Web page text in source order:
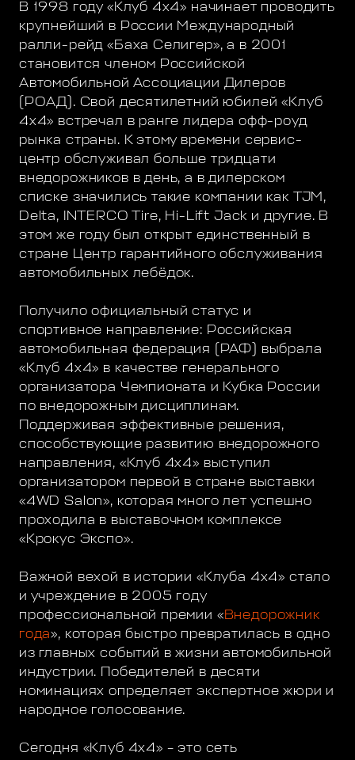
В 1998 году «Клуб 4х4» начинает проводить
крупнейший в России Международный
ралли-рейд «Баха Селигер», а в 2001
становится членом Российской
Автомобильной Ассоциации Дилеров
(РОАД). Свой десятилетний юбилей «Клуб
4х4» встречал в ранге лидера офф-роуд
рынка страны. К этому времени сервис-
центр обслуживал больше тридцати
внедорожников в день, а в дилерском
списке значились такие компании как TJM,
Delta, INTERCO Tire, Hi-Lift Jack и другие. В
этом же году был открыт единственный в
стране Центр гарантийного обслуживания
автомобильных лебёдок.
Получило официальный статус и
спортивное направление: Российская
автомобильная федерация (РАФ) выбрала
«Клуб 4х4» в качестве генерального
организатора Чемпионата и Кубка России
по внедорожным дисциплинам.
Поддерживая эффективные решения,
способствующие развитию внедорожного
направления, «Клуб 4х4» выступил
организатором первой в стране выставки
«4WD Salon», которая много лет успешно
проходила в выставочном комплексе
«Крокус Экспо».
Важной вехой в истории «Клуба 4х4» стало
и учреждение в 2005 году
профессиональной премии «Внедорожник
года», которая быстро превратилась в одно
из главных событий в жизни автомобильной
индустрии. Победителей в десяти
номинациях определяет экспертное жюри и
народное голосование.
Сегодня «Клуб 4х4» – это сеть